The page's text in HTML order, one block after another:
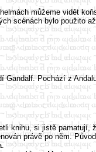
můžeme vidět
scénách bylo použito
Pochází z
knihu, si jistě
právě po něm.